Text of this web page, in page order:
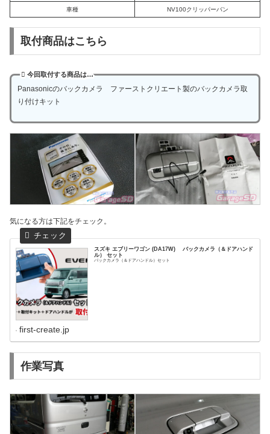
車種 NV100クリッパーバン
取付商品はこちら
今回取付する商品は…
Panasonicのバックカメラ ファーストクリエート製のバックカメラ取
り付けキット
気になる方は下記をチェック。
スズキ エブリーワゴン (DA17W) バックカメラ（＆ドアハンド
ル） セット
バックカメラ（＆ドアハンドル）セット
first-create.jp
作業写真